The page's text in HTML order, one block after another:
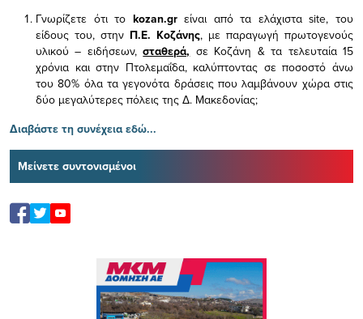
Γνωρίζετε ότι το kozan.gr είναι από τα ελάχισταsite, του
είδους του, στην Π.Ε. Κοζάνης, με παραγωγή πρωτογενούς
υλικού – ειδήσεων,σταθερά, σε Κοζάνη & τα τελευταία 15
χρόνια και στην Πτολεμαΐδα, καλύπτοντας σε ποσοστό άνω
του 80% όλα τα γεγονότα δράσεις που λαμβάνουν χώρα στις
δύο μεγαλύτερες πόλεις της Δ. Μακεδονίας;
Διαβάστε τη συνέχεια εδώ...
Μείνετε συντονισμένοι